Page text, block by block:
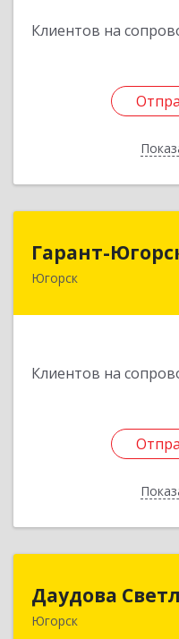
Клиентов на
Гарант-
Югорск
Клиентов на
628260, Ханты-
Даудова
Югорск